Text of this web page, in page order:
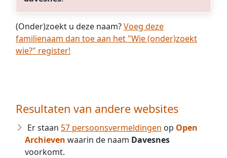
(Onder)zoekt u deze naam?Voeg deze
familienaam dan toe aan het "Wie (onder)zoekt
wie?" register!
Resultaten van andere websites
Er staan 57 persoonsvermeldingen op Open
Archieven waarin de naam Davesnes
voorkomt.